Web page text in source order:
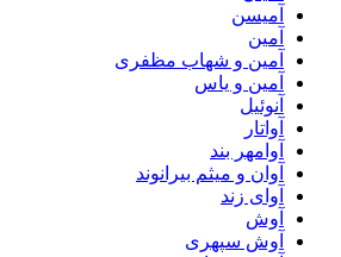
آمیسن
آمین
آمین و شهاب مظفری
آمین و یاس
آنوئیل
آواتار
آوامهر بند
آوان و میثم بیرانوند
آوای زند
آوش
آوش سپهری